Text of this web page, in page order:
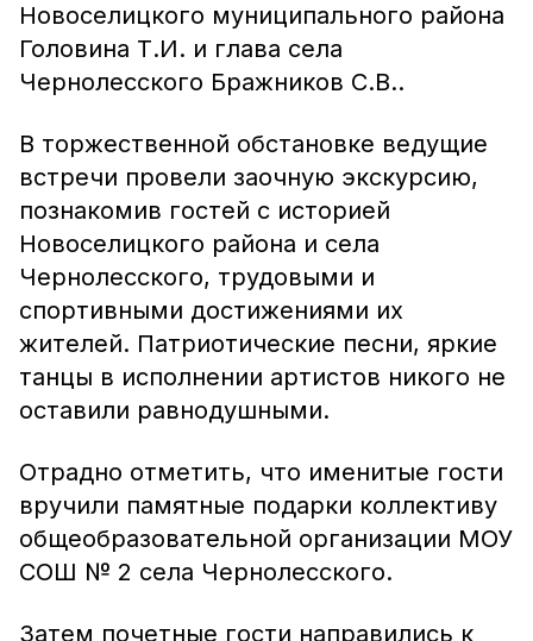
Новоселицкого муниципального района
Головина Т.И. и глава села
Чернолесского Бражников С.В..
В торжественной обстановке ведущие
встречи провели заочную экскурсию,
познакомив гостей с историей
Новоселицкого района и села
Чернолесского, трудовыми и
спортивными достижениями их
жителей. Патриотические песни, яркие
танцы в исполнении артистов никого не
оставили равнодушными.
Отрадно отметить, что именитые гости
вручили памятные подарки коллективу
общеобразовательной организации МОУ
СОШ № 2 села Чернолесского.
Затем почетные гости направились к